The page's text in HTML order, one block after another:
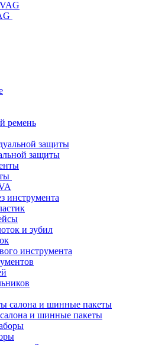
ремень
защиты
инструмента
и зубил
инструмента
и шинные пакеты